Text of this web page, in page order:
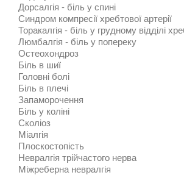
Дорсалгія - біль у спині
Синдром компресії хребтової артерії
Торакалгія - біль у грудному відділі
Люмбалгія - біль у попереку
Остеохондроз
Біль в шиї
Головні болі
Біль в плечі
Запаморочення
Біль у коліні
Сколіоз
Міалгія
Плоскостопість
Невралгія трійчастого нерва
Міжреберна невралгія